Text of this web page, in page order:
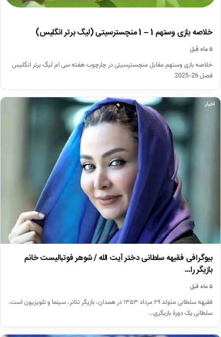
خلاصه بازی وستهم 1 – 1 منچسترسیتی (لیگ برتر انگلیس)
۵ ماه قبل
خلاصه بازی وستهم مقابل منچسترسیتی در چارچوب هفته سی ام لیگ برتر انگلیس
فصل 26-2025
اخبار
بیوگرافی فقیهه سلطانی دختر آیت الله / شوهر فوتبالیست خانم
بازیگر را…
۵ ماه قبل
فقیهه سلطانی متولد ۲۹ مرداد ۱۳۵۳ در همدان، بازیگر تئاتر، سینما و تلویزیون است.
سلطانی یک دورهٔ بازیگری…